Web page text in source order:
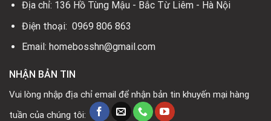
Địa chỉ: 136 Hồ Tùng Mậu - Bắc Từ Liêm - Hà Nội
Điện thoại: 0969 806 863
Email: homebosshn@gmail.com
NHẬN BẢN TIN
Vui lòng nhập địa chỉ email để nhận bản tin khuyến mại hàng
tuần của chúng tôi: